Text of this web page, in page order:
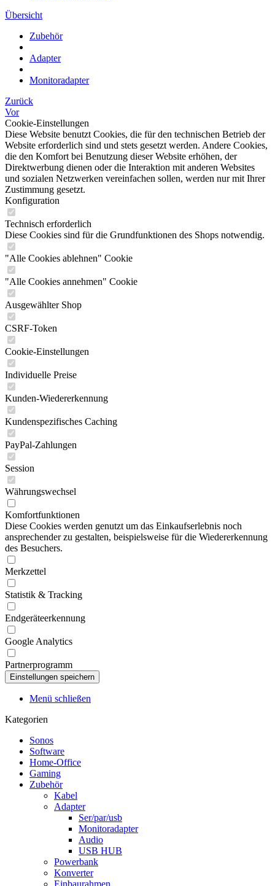
Übersicht
Zubehör
Adapter
Monitoradapter
Zurück
Vor
Cookie-Einstellungen
Diese Website benutzt Cookies, die für den technischen Betrieb der
Website erforderlich sind und stets gesetzt werden. Andere Cookies,
die den Komfort bei Benutzung dieser Website erhöhen, der
Direktwerbung dienen oder die Interaktion mit anderen Websites
und sozialen Netzwerken vereinfachen sollen, werden nur mit Ihrer
Zustimmung gesetzt.
Konfiguration
Technisch erforderlich
Diese Cookies sind für die Grundfunktionen des Shops notwendig.
"Alle Cookies ablehnen" Cookie
"Alle Cookies annehmen" Cookie
Ausgewählter Shop
CSRF-Token
Cookie-Einstellungen
Individuelle Preise
Kunden-Wiedererkennung
Kundenspezifisches Caching
PayPal-Zahlungen
Session
Währungswechsel
Komfortfunktionen
Diese Cookies werden genutzt um das Einkaufserlebnis noch
ansprechender zu gestalten, beispielsweise für die Wiedererkennung
des Besuchers.
Merkzettel
Statistik & Tracking
Endgeräteerkennung
Google Analytics
Partnerprogramm
Menü schließen
Kategorien
Sonos
Software
Home-Office
Gaming
Zubehör
Kabel
Adapter
Ser/par/usb
Monitoradapter
Audio
USB HUB
Powerbank
Konverter
Einbaurahmen